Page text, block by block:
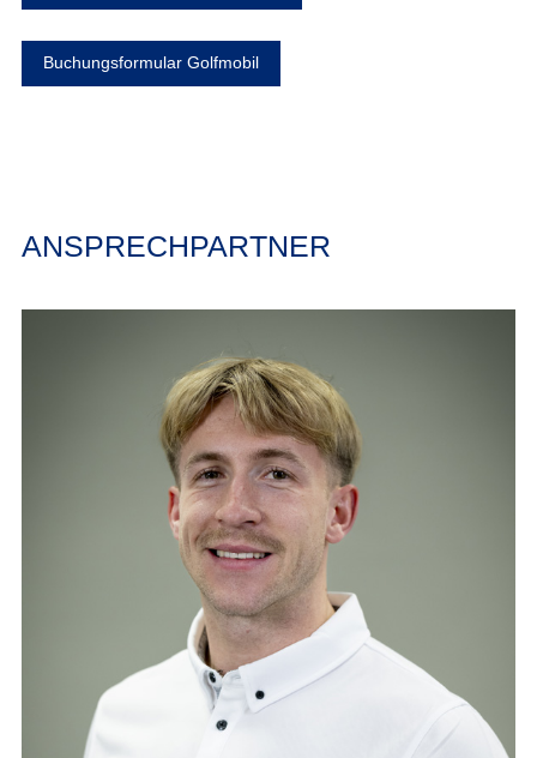
Buchungsformular Golfmobil
ANSPRECHPARTNER